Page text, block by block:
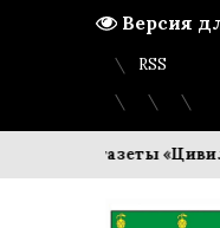
Версия
Вход
RSS
призы газеты